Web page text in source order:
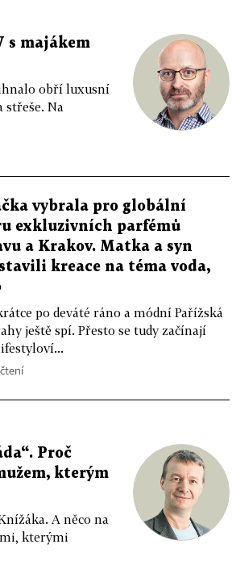
s majákem
obří luxusní
Na
vybrala pro globální
exkluzivních parfémů
a Krakov. Matka a syn
kreace na téma voda,
po deváté ráno a módní Pařížská
ještě spí. Přesto se tudy začínají
Proč
kterým
A něco na
kterými